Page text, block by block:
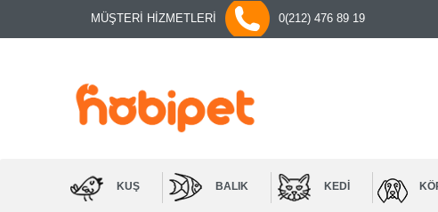
MÜŞTERİ HİZMETLERİ 0(212) 476 89 19
KUŞ BALIK KEDI